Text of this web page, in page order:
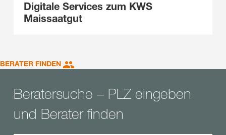
Digitale Services zum KWS
Maissaatgut
BERATER FINDEN
Beratersuche – PLZ eingeben
und Berater finden